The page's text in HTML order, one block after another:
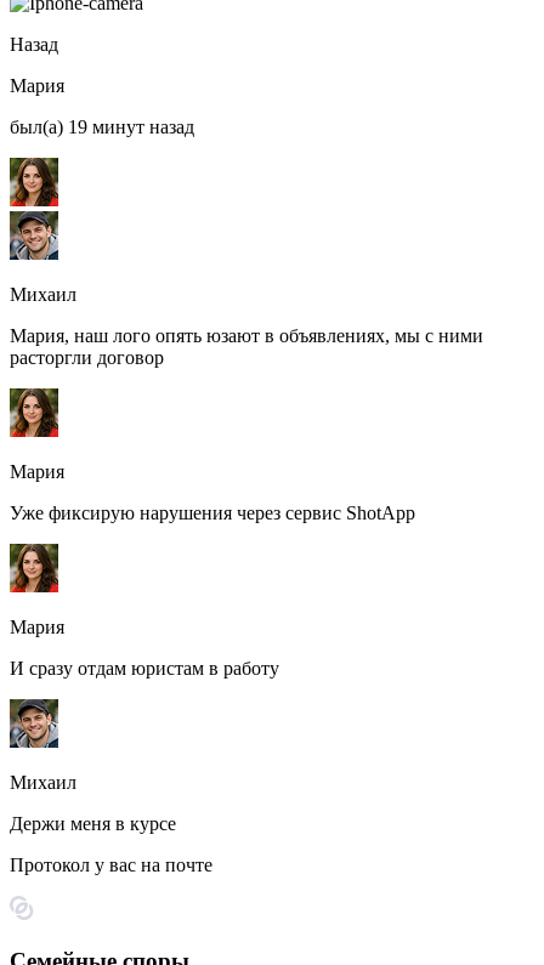
Назад
Мария
был(а) 19 минут назад
Михаил
Мария, наш лого опять юзают в объявлениях, мы с ними
расторгли договор
Мария
Уже фиксирую нарушения через сервис ShotApp
Мария
И сразу отдам юристам в работу
Михаил
Держи меня в курсе
Протокол у вас на почте